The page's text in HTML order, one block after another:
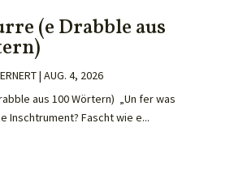
(e Drabble aus
| AUG. 4, 2026
aus 100 Wörtern) „Un fer was
Inschtrument? Fascht wie e...